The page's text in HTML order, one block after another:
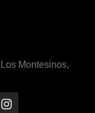
Montesinos,